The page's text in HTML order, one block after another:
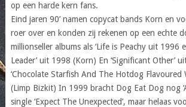
op een harde kern fans.
Eind jaren 90’ namen copycat bands Korn en
roer over en konden zij rekenen op een echte
millionseller albums als ‘Life is Peachy uit 1996
Leader’ uit 1998 (Korn) En ‘Significant Other’
‘Chocolate Starfish And The Hotdog Flavoured
(Limp Bizkit) In 1999 bracht Dog Eat Dog nog
single ‘Expect The Unexpected’, maar helaas